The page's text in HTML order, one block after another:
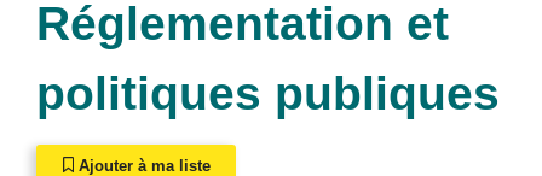
Réglementation et
politiques publiques
Ajouter à ma liste